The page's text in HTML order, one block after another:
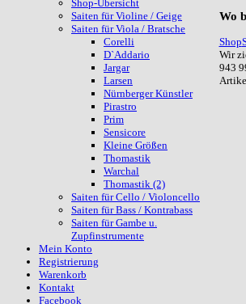
Wo
Shop
Wir
943
Shop-Übersicht
Saiten für Violine / Geige
Saiten für Viola / Bratsche
Corelli
D`Addario
Jargar
Larsen
Nürnberger Künstler
Pirastro
Prim
Sensicore
Kleine Größen
Thomastik
Warchal
Thomastik (2)
Saiten für Cello / Violoncello
Saiten für Bass / Kontrabass
Saiten für Gambe u.
Zupfinstrumente
Mein Konto
Registrierung
Warenkorb
Kontakt
Facebook